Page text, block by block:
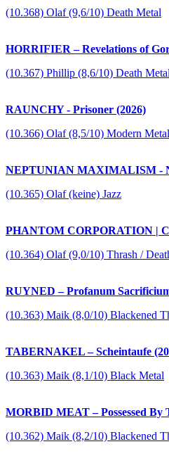
(10.368) Olaf (9,6/10) Death Metal
HORRIFIER – Revelations of
(10.367) Phillip (8,6/10) Death
RAUNCHY - Prisoner (2026)
(10.366) Olaf (8,5/10) Modern Metal
NEPTUNIAN MAXIMALISM -
(10.365) Olaf (keine) Jazz
PHANTOM CORPORATION |
(10.364) Olaf (9,0/10) Thrash /
RUYNED – Profanum
(10.363) Maik (8,0/10) Blackened
TABERNAKEL – Scheintaufe
(10.363) Maik (8,1/10) Black Metal
MORBID MEAT – Possessed By
(10.362) Maik (8,2/10) Blackened